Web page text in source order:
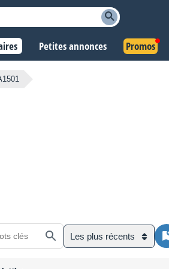
Petites annonces Promos
Les plus récents